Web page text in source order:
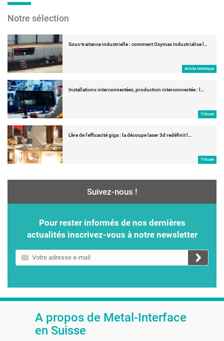
Notre sélection
Sous-traitance industrielle : comment Oxymax industrialise l…
Article technique
Installations interconnectées, production interconnectée : l…
Tribune
L’ère de l’efficacité giga : la découpe laser 3d redéfinit l…
Tribune
Suivez-nous !
Pour rester informés de nos dernières
actualités inscrivez-vous à notre newsletter
Votre
adresse
A propos de Metal-Interface
en Suisse